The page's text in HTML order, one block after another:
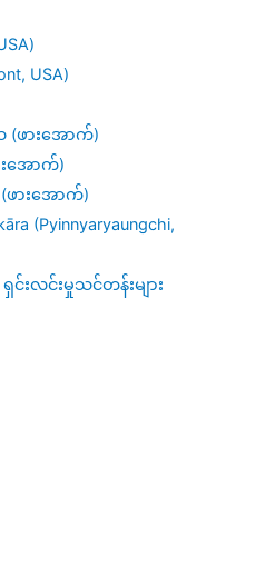
USA)
ဖားအောက်)
အောက်)
ားအောက်)
(Pyinnyaryaungchi,
းလင်းမှုသင်တန်းများ